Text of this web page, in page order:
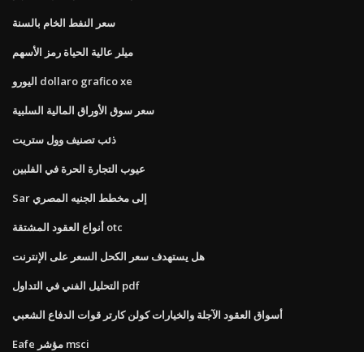
سعر النفط الخام بالسنة
ميلر عالية الحياة رمز الأسهم
اليورو dollaro grafico xe
سعر سوق الأوراق المالية السلبية
ذئب تصنيف وول ستريت
عيوب التجارة الحرة في الفلبين
Sar إلى مخطط الجنيه المصري
أنواع العقود المشتقة otc
هل يستهدف سعر الكحل السعر على الإنترنت
التحليل الفني في التداول pdf
أسواق العقود الآجلة والخيارات كولن كارتر قوات الدفاع الشعبي
Eafe مؤشر msci